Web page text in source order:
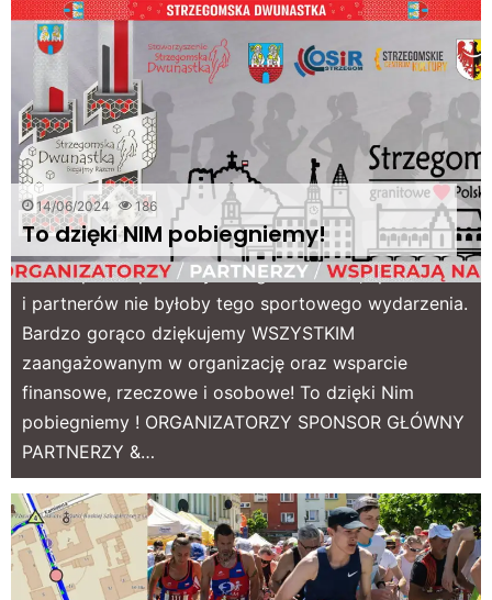
14/06/2024 186
To dzięki NIM pobiegniemy!
Bez wsparcia poniższych organizatorów, sponsorów
i partnerów nie byłoby tego sportowego wydarzenia.
Bardzo gorąco dziękujemy WSZYSTKIM
zaangażowanym w organizację oraz wsparcie
finansowe, rzeczowe i osobowe! To dzięki Nim
pobiegniemy ! ORGANIZATORZY SPONSOR GŁÓWNY
PARTNERZY &…